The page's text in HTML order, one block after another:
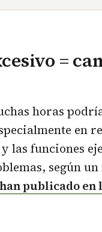
=
horas
en
las funciones
según
publicado en